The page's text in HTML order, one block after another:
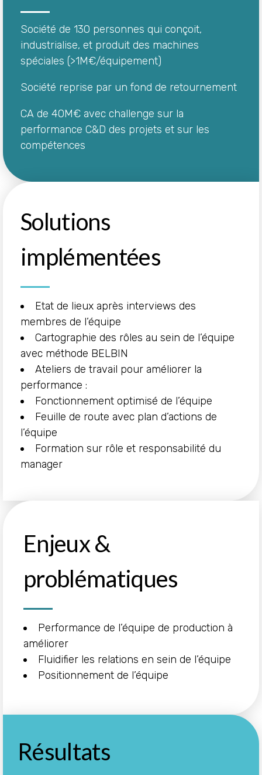
Société de 130 personnes qui conçoit,
industrialise, et produit des machines
spéciales (>1M€/équipement)
Société reprise par un fond de retournement
CA de 40M€ avec challenge sur la
performance C&D des projets et sur les
compétences
Solutions
implémentées
Etat de lieux après interviews des
membres de l’équipe
Cartographie des rôles au sein de l’équipe
avec méthode BELBIN
Ateliers de travail pour améliorer la
performance :
Fonctionnement optimisé de l’équipe
Feuille de route avec plan d’actions de
l’équipe
Formation sur rôle et responsabilité du
manager
Enjeux &
problématiques
Performance de l’équipe de production à
améliorer
Fluidifier les relations en sein de l’équipe
Positionnement de l’équipe
Résultats